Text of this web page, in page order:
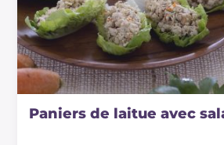
Paniers de laitue avec